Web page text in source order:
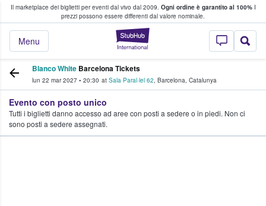
Il marketplace dei biglietti per eventi dal vivo dal 2009. Ogni ordine è garantito al 100%I
prezzi possono essere differenti dal valore nominale.
StubHub - Dove
Menu
fan comprano e vendono biglietti
Blanco White Barcelona Tickets
lun 22 mar 2027 • 20:30 at Sala Paral·lel 62, Barcelona, Catalunya
Evento con posto unico
Tutti i biglietti danno accesso ad aree con posti a sedere o in piedi. Non ci
sono posti a sedere assegnati.